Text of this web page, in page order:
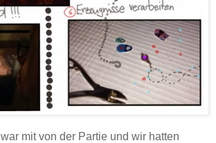
war mit von der Partie und wir hatten